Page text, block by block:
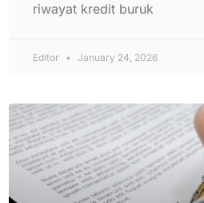
riwayat kredit buruk
Editor January 24, 2026